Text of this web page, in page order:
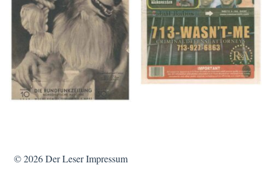
März
© 2026Der Leser Impressum